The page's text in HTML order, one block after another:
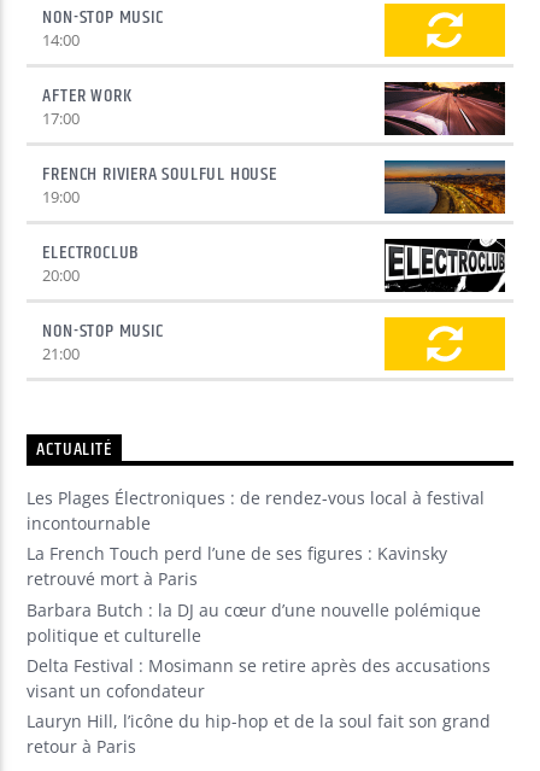
NON-STOP MUSIC
14:00
AFTER WORK
17:00
FRENCH RIVIERA SOULFUL HOUSE
19:00
ELECTROCLUB
20:00
NON-STOP MUSIC
21:00
ACTUALITÉ
Les Plages Électroniques : de rendez-vous local à festival
incontournable
La French Touch perd l’une de ses figures : Kavinsky
retrouvé mort à Paris
Barbara Butch : la DJ au cœur d’une nouvelle polémique
politique et culturelle
Delta Festival : Mosimann se retire après des accusations
visant un cofondateur
Lauryn Hill, l’icône du hip-hop et de la soul fait son grand
retour à Paris